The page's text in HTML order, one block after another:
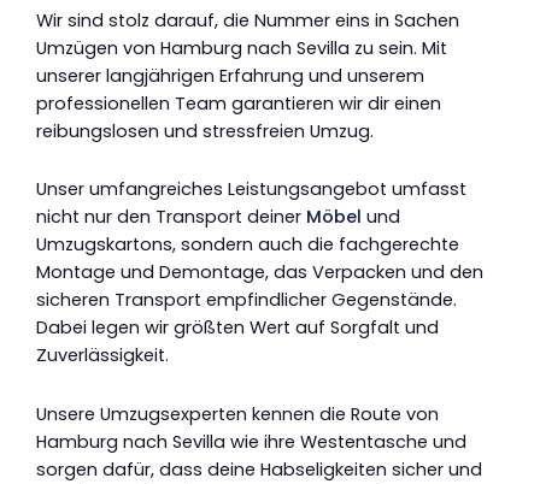
Wir sind stolz darauf, die Nummer eins in Sachen
Umzügen von Hamburg nach Sevilla zu sein. Mit
unserer langjährigen Erfahrung und unserem
professionellen Team garantieren wir dir einen
reibungslosen und stressfreien Umzug.
Unser umfangreiches Leistungsangebot umfasst
nicht nur den Transport deiner Möbel und
Umzugskartons, sondern auch die fachgerechte
Montage und Demontage, das Verpacken und den
sicheren Transport empfindlicher Gegenstände.
Dabei legen wir größten Wert auf Sorgfalt und
Zuverlässigkeit.
Unsere Umzugsexperten kennen die Route von
Hamburg nach Sevilla wie ihre Westentasche und
sorgen dafür, dass deine Habseligkeiten sicher und